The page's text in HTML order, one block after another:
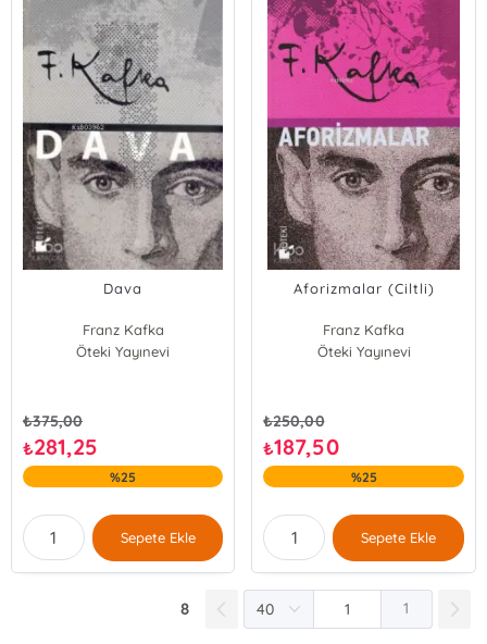
Dava
Franz Kafka
Öteki Yayınevi
₺375,00
₺281,25
%25
Sepete Ekle
Aforizmalar (Ciltli)
Franz Kafka
Öteki Yayınevi
₺250,00
₺187,50
%25
Sepete Ekle
8 1